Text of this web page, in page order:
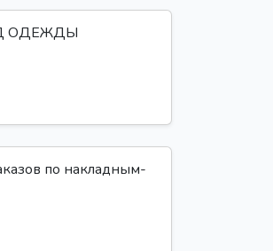
ОДЕЖДЫ
по накладным-